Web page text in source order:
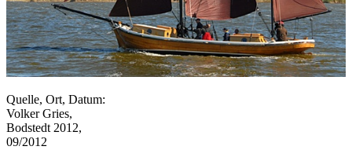
Quelle, Ort, Datum:
Volker Gries,
Bodstedt 2012,
09/2012